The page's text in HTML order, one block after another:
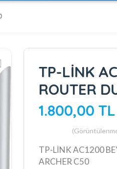
TP-LİNK
ROUTER
1.800,00 TL
(Görüntülenme
TP-LİNK AC1200
ARCHER C50